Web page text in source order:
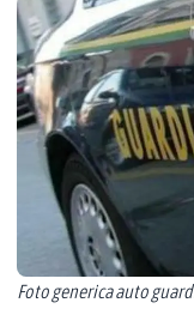
Foto generica auto